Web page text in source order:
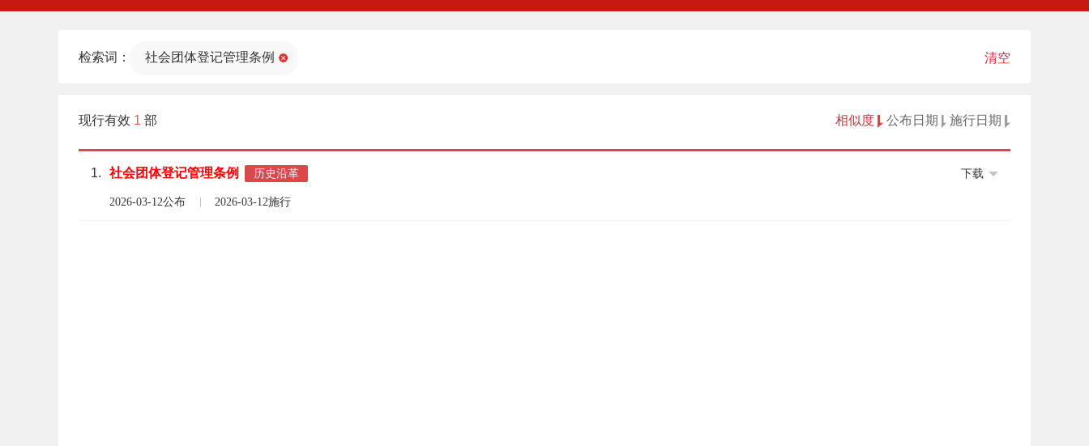
检索词： 社会团体登记管理条例 清空
现行有效 1 部 相似度 公布日期 施行日期
1. 社会团体登记管理条例 历史沿革
2026-03-12公布 2026-03-12施行
下载